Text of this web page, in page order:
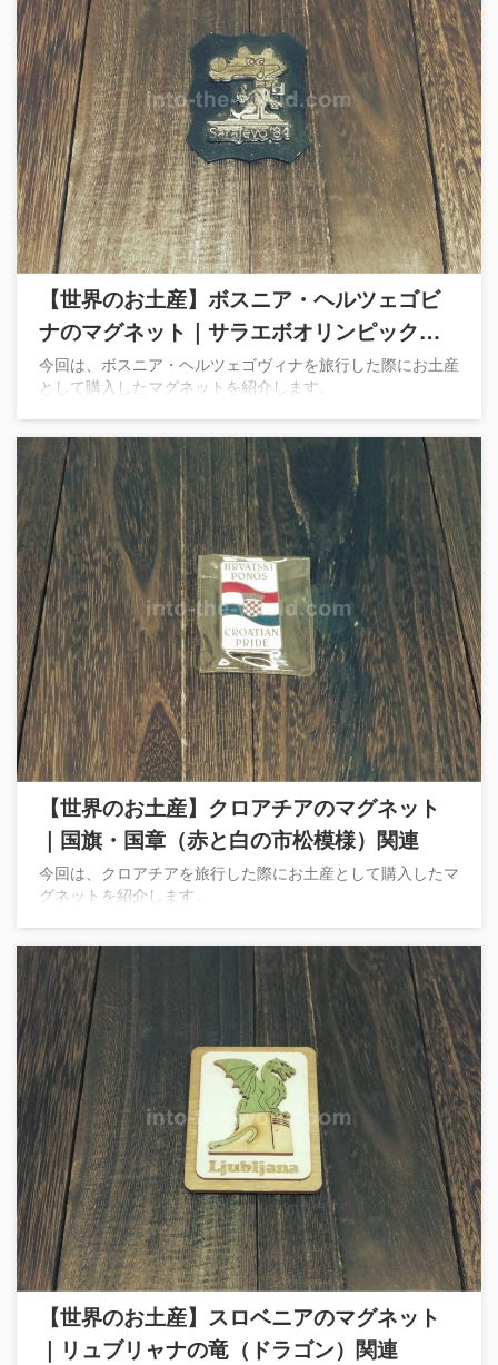
【世界のお土産】ボスニア・ヘルツェゴビ
ナのマグネット｜サラエボオリンピックマ
スコット関連
今回は、ボスニア・ヘルツェゴヴィナを旅行した際にお土産
として購入したマグネットを紹介します。
【世界のお土産】クロアチアのマグネット
｜国旗・国章（赤と白の市松模様）関連
今回は、クロアチアを旅行した際にお土産として購入したマ
グネットを紹介します。
【世界のお土産】スロベニアのマグネット
｜リュブリャナの竜（ドラゴン）関連